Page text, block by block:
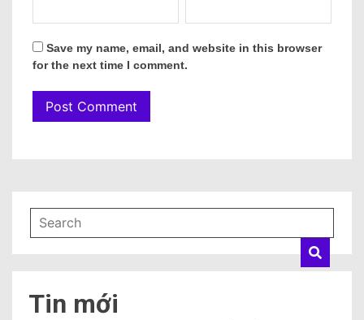
Save my name, email, and website in this browser
for the next time I comment.
Tin mới